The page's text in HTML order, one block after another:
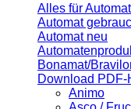
Alles für
Automat
Automat neu
Bonamat/
Download PDF-
Animo